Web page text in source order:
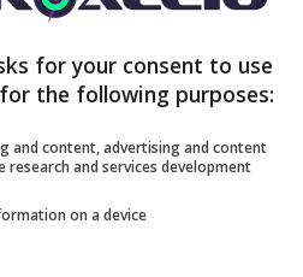
e di un attaccante in
come i motivi per cui una
for your consent to use
the following purposes:
and content, advertising and content
research and services development
on a device